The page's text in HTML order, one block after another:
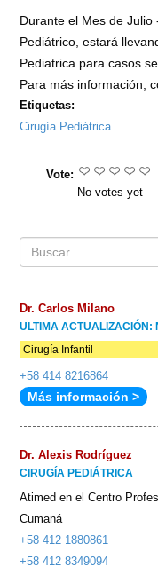
Durante el Mes de Julio
Pediátrico, estará
Pediatrica para casos
Para más información,
Etiquetas:
Cirugía Pediátrica
Vote:
No votes yet
de
Dr. Carlos Milano
ULTIMA ACTUALIZACIÓN:
Cirugía Infantil
+58 414 8216864
Más información >
Dr. Alexis Rodríguez
CIRUGÍA PEDIÁTRICA
Atimed en el Centro
Cumaná
+58 412 1880861
+58 412 8349094